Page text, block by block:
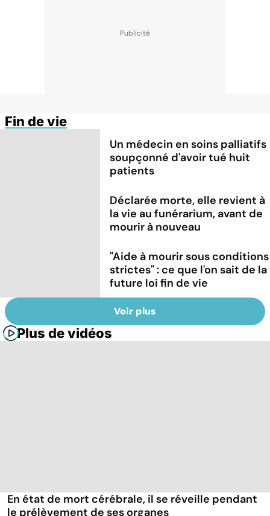
Fin de vie
Un médecin en soins palliatifs
soupçonné d'avoir tué huit
patients
Déclarée morte, elle revient à
la vie au funérarium, avant de
mourir à nouveau
"Aide à mourir sous conditions
strictes" : ce que l'on sait de la
future loi fin de vie
Voir plus
Plus de vidéos
En état de mort cérébrale, il se réveille pendant
le prélèvement de ses organes